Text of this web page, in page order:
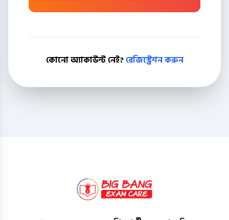
কোনো অ্যাকাউন্ট নেই?রেজিস্ট্রেশন করুন